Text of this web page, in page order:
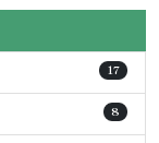
17
8